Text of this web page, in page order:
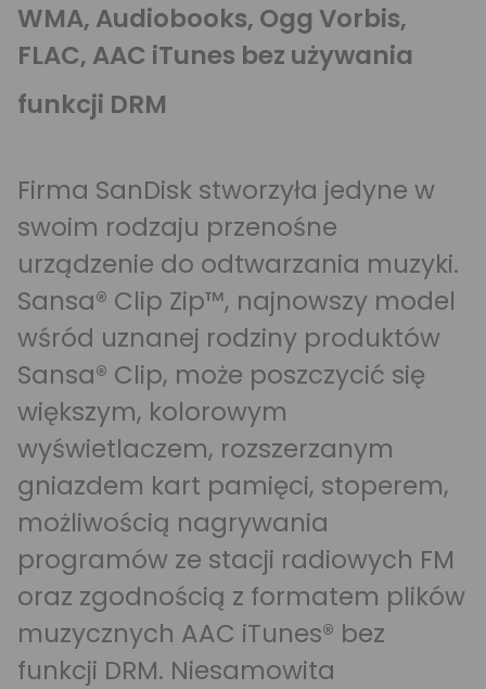
WMA, Audiobooks, Ogg Vorbis,
FLAC, AAC iTunes bez używania
funkcji DRM
Firma SanDisk stworzyła jedyne w
swoim rodzaju przenośne
urządzenie do odtwarzania muzyki.
Sansa® Clip Zip™, najnowszy model
wśród uznanej rodziny produktów
Sansa® Clip, może poszczycić się
większym, kolorowym
wyświetlaczem, rozszerzanym
gniazdem kart pamięci, stoperem,
możliwością nagrywania
programów ze stacji radiowych FM
oraz zgodnością z formatem plików
muzycznych AAC iTunes® bez
funkcji DRM. Niesamowita